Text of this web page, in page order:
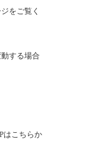
をご覧く
する場合
はこちらか